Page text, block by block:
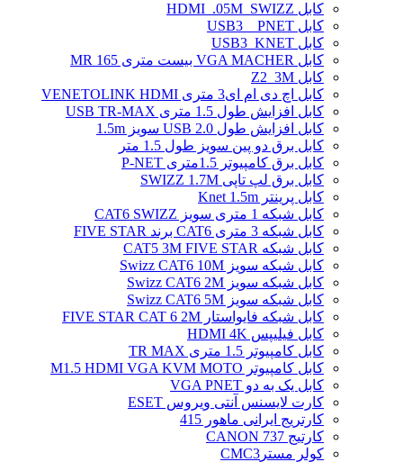
کابل HDMI_.05M_SWIZZ
کابل USB3 _ PNET
کابل USB3_KNET
کابل VGA MACHER بیست متری MR 165
کابل Z2_3M
کابل اچ دی ام ای3 متری VENETOLINK HDMI
کابل افزایش طول 1.5 متری USB TR-MAX
کابل افزایش طول USB 2.0 سویز 1.5m
کابل برق دو پین سویز طول 1.5 متر
کابل برق کامپیوتر 1.5ﻣﺘﺮی P-NET
کابل برق لپ تاپی SWIZZ 1.7M
کابل پرینتر Knet 1.5m
کابل شبکه 1 متری سویز CAT6 SWIZZ
کابل شبکه 3 متری CAT6 برند FIVE STAR
کابل شبکه CAT5 3M FIVE STAR
کابل شبکه سویز Swizz CAT6 10M
کابل شبکه سویز Swizz CAT6 2M
کابل شبکه سویز Swizz CAT6 5M
کابل شبکه فایواستار FIVE STAR CAT 6 2M
کابل فیلیپس HDMI 4K
کابل کامپیوتر 1.5 متری TR MAX
کابل کامپیوتر M1.5 HDMI VGA KVM MOTO
کابل یک به دو VGA PNET
کارت لایسنس آنتی ویروس ESET
کارتریج ایرانی ماهور 415
کارتیج 737 CANON
کولر مسترCMC3